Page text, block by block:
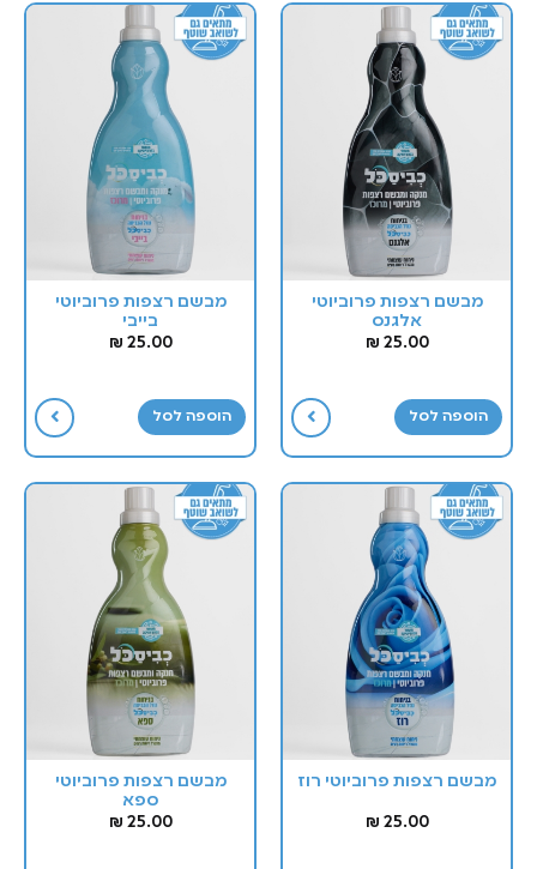
מבשם רצפות פרוביוטי
אלגנס
25.00
₪
הוספה לסל
מבשם רצפות פרוביוטי
בייבי
25.00
₪
הוספה לסל
מבשם רצפות פרוביוטי רוז
25.00
₪
מבשם רצפות פרוביוטי
ספא
25.00
₪